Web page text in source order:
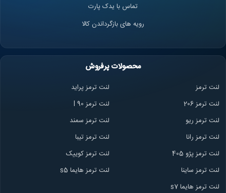
تماس با یدک پارت
رویه های بازگرداندن کالا
محصولات پرفروش
لنت ترمز
لنت ترمز پراید
لنت ترمز 206
لنت ترمز l 90
لنت ترمز ریو
لنت ترمز سمند
لنت ترمز رانا
لنت ترمز تیبا
لنت ترمز پژو 405
لنت ترمز کوییک
لنت ترمز ساینا
لنت ترمز هایما s5
لنت ترمز هایما s7